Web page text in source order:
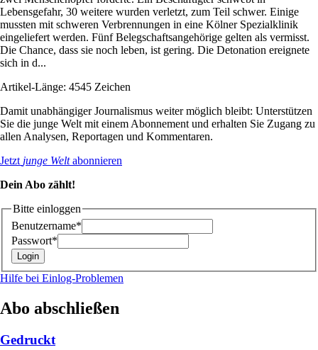
Lebensgefahr, 30 weitere wurden verletzt, zum Teil schwer. Einige
mussten mit schweren Verbrennungen in eine Kölner Spezialklinik
eingeliefert werden. Fünf Belegschaftsangehörige gelten als vermisst.
Die Chance, dass sie noch leben, ist gering. Die Detonation ereignete
sich in d...
Artikel-Länge: 4545 Zeichen
Damit unabhängiger Journalismus weiter möglich bleibt: Unterstützen
Sie die junge Welt mit einem Abonnement und erhalten Sie Zugang zu
allen Analysen, Reportagen und Kommentaren.
Jetzt junge Weltabonnieren
Dein Abo zählt!
Bitte einloggen
Benutzername*
Passwort*
Hilfe bei Einlog-Problemen
Abo abschließen
Gedruckt